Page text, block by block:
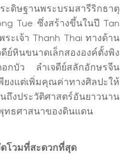
ะดิษฐานพระบรมสารีริกธาตุ
Tue ซึ่งสร้างขึ้นในปี Tan
ระเจ้า Thanh Thai ทางด้าน
หินขนาดเล็กสององค์ตั้งพิง
กบัว ลำเจดีย์สลักอักษรจีน
ยงแต่เพิ่มคุณค่าทางศิลปะให้
ถึงประวัติศาสตร์อันยาวนาน
ทธศาสนาของดินแดน
ดโวมที่สะดวกที่สุด